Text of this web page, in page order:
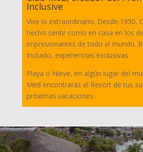
Inclusive
Vive lo extraordinario. Desde 1950,
hecho sentir como en casa en los
impresionantes de todo el mundo.
Incluido, experiencias exclusivas.
Playa o Nieve, en algún lugar del
Med encontrarás el Resort de tus
próximas vacaciones.